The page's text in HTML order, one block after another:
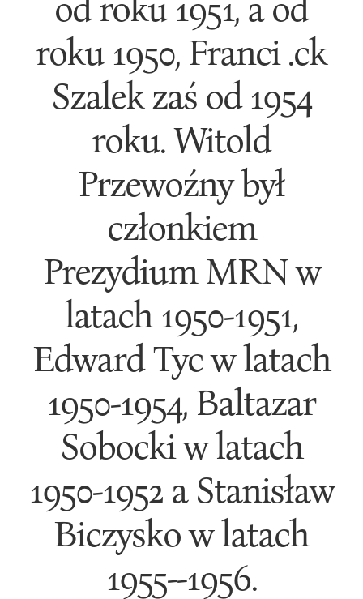
roku 1950, Franci .ck
Szalek zaś od 1954
roku. Witold
Przewoźny był
członkiem
Prezydium MRN w
latach 1950-1951,
Edward Tyc w latach
1950-1954, Baltazar
Sobocki w latach
1950-1952 a Stanisław
Biczysko w latach
1955--1956.